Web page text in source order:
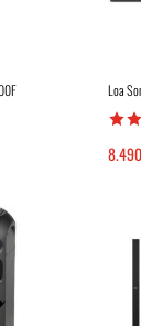
Loa